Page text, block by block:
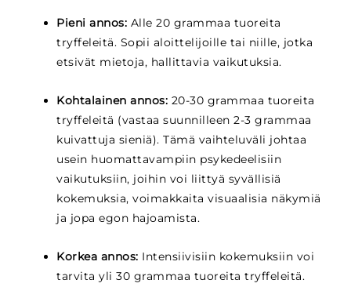
Pieni annos: Alle 20 grammaa tuoreita
tryffeleitä. Sopii aloittelijoille tai niille, jotka
etsivät mietoja, hallittavia vaikutuksia.
Kohtalainen annos: 20-30 grammaa tuoreita
tryffeleitä (vastaa suunnilleen 2-3 grammaa
kuivattuja sieniä). Tämä vaihteluväli johtaa
usein huomattavampiin psykedeelisiin
vaikutuksiin, joihin voi liittyä syvällisiä
kokemuksia, voimakkaita visuaalisia näkymiä
ja jopa egon hajoamista.
Korkea annos: Intensiivisiin kokemuksiin voi
tarvita yli 30 grammaa tuoreita tryffeleitä.